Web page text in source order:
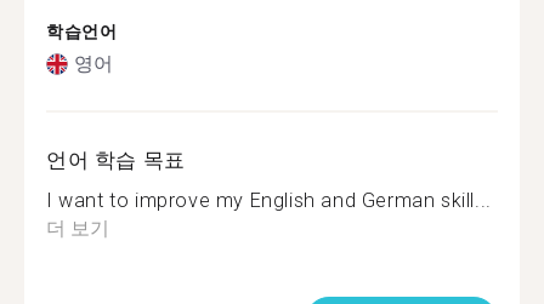
학습언어
영어
언어 학습 목표
I want to improve my English and German skill...
더 보기